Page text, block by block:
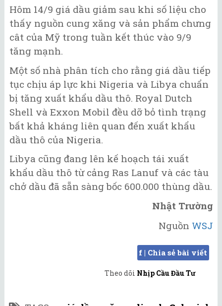
Hôm 14/9 giá dầu giảm sau khi số liệu cho
thấy nguồn cung xăng và sản phẩm chưng
cât của Mỹ trong tuần kết thúc vào 9/9
tăng mạnh.
Một số nhà phân tích cho rằng giá dầu tiếp
tục chịu áp lực khi Nigeria và Libya chuẩn
bị tăng xuất khẩu dầu thô. Royal Dutch
Shell và Exxon Mobil đều dỡ bỏ tình trạng
bất khả kháng liên quan đến xuất khẩu
dầu thô của Nigeria.
Libya cũng đang lên kế hoạch tái xuất
khẩu dầu thô từ cảng Ras Lanuf và các tàu
chở dầu đã sẵn sàng bốc 600.000 thùng dầu.
Nhật Trường
Nguồn WSJ
f | Chia sẻ bài viết
Theo dõi Nhịp Cầu Đầu Tư